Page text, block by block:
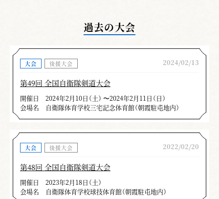
過去の大会
大会 後援大会 2024/02/13
第49回 全国自衛隊剣道大会
開催日
2024年2月10日（土） 〜2024年2月11日（日）
会場名
自衛隊体育学校三宅記念体育館（朝霞駐屯地内）
大会 後援大会 2022/02/20
第48回 全国自衛隊剣道大会
開催日
2023年2月18日（土）
会場名
自衛隊体育学校球技体育館（朝霞駐屯地内）